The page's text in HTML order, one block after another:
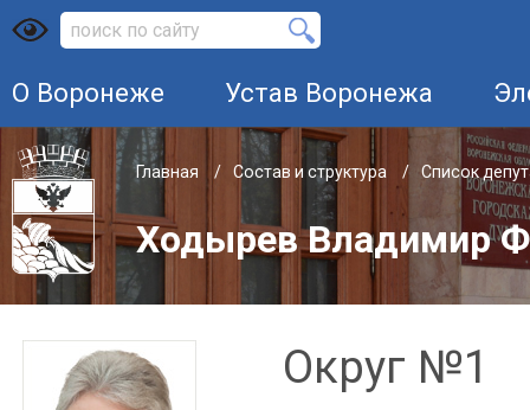
О Воронеже Устав Воронежа
Главная Состав и структура Список
Ходырев Владимир
Округ №1